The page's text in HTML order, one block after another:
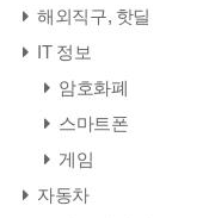
해외직구, 핫딜
IT 정보
암호화폐
스마트폰
게임
자동차